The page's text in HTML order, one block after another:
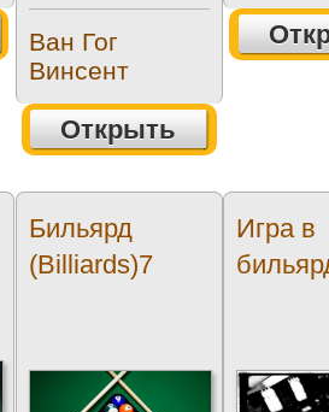
Ван Гог
Винсент
Открыть
Бильярд
(Billiards)7
Игра в